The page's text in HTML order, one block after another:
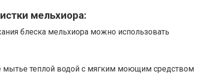
мельхиора:
блеска мельхиора можно использовать
мытье теплой водой с мягким моющим средством